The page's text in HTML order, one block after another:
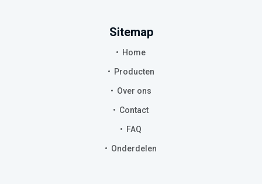
Sitemap
Home
Producten
Over ons
Contact
FAQ
Onderdelen